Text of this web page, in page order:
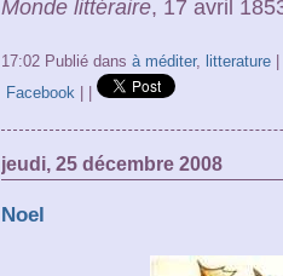
Monde littéraire, 17 avril
17:02 Publié dans à méditer, litterature|
Facebook|
jeudi, 25 décembre 2008
Noel